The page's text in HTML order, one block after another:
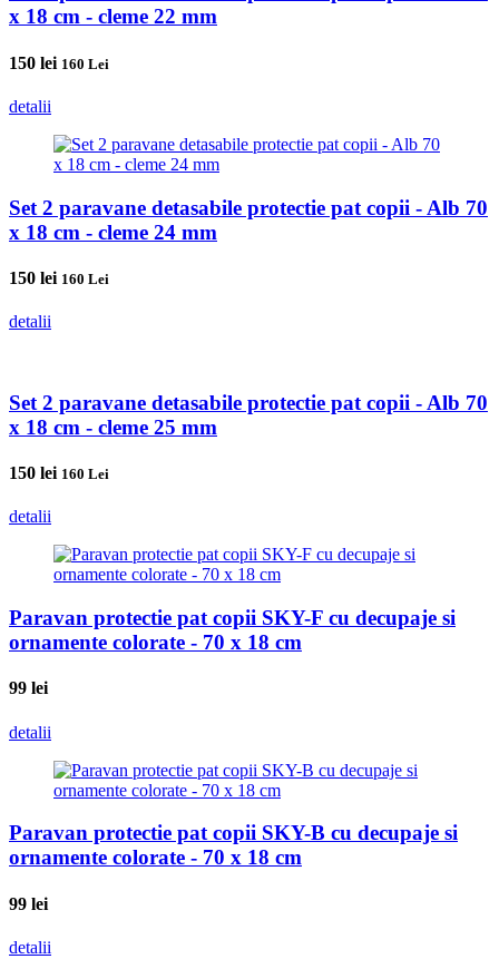
x 18 cm - cleme 22 mm
150 lei 160 Lei
detalii
Set 2 paravane detasabile protectie pat copii - Alb 70
x 18 cm - cleme 24 mm
150 lei 160 Lei
detalii
Set 2 paravane detasabile protectie pat copii - Alb 70
x 18 cm - cleme 25 mm
150 lei 160 Lei
detalii
Paravan protectie pat copii SKY-F cu decupaje si
ornamente colorate - 70 x 18 cm
99 lei
detalii
Paravan protectie pat copii SKY-B cu decupaje si
ornamente colorate - 70 x 18 cm
99 lei
detalii